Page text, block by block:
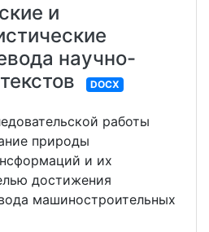
и
научно-
DOCX
работы
природы
и их
достижения
машиностроительных